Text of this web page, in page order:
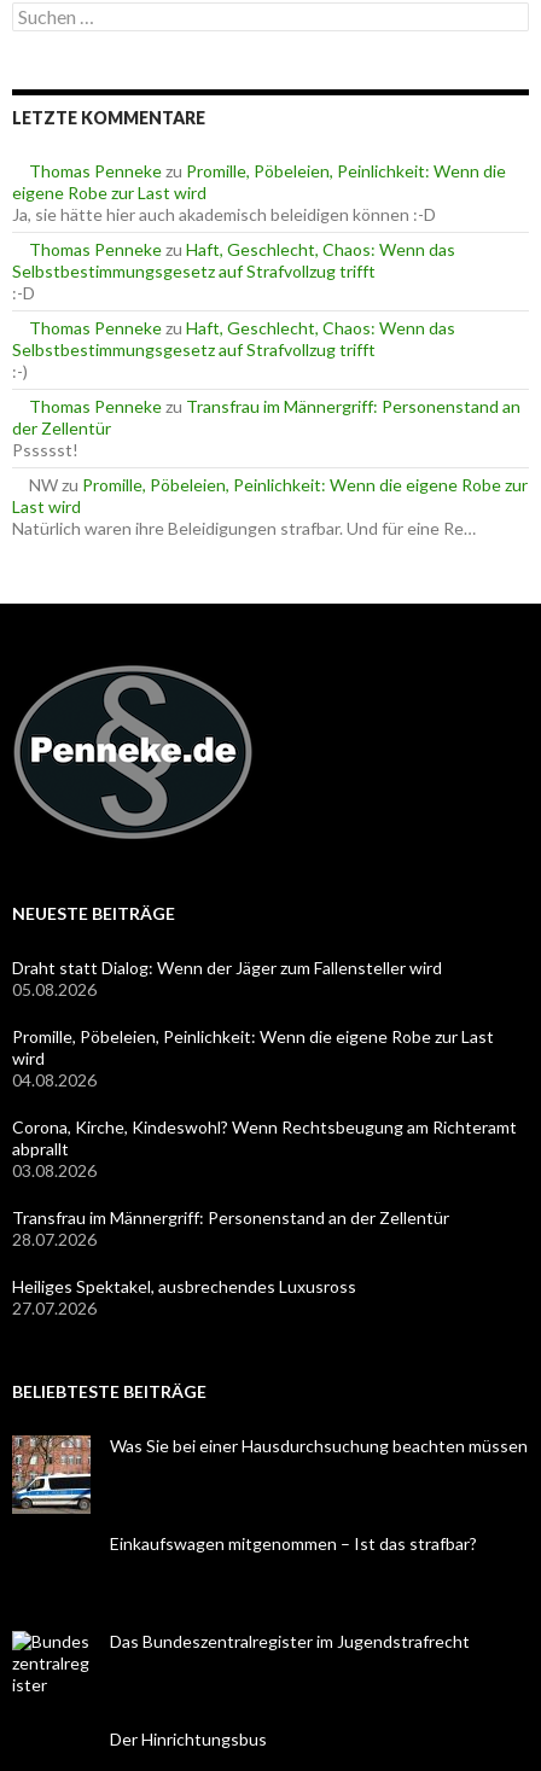
g
o
n
S
u
e
n
c
h
:
LETZTE KOMMENTARE
Thomas Pennekezu Promille, Pöbeleien, Peinlichkeit: Wenn die
eigene Robe zur Last wird
Ja, sie hätte hier auch akademisch beleidigen können :-D
Thomas Pennekezu Haft, Geschlecht, Chaos: Wenn das
Selbstbestimmungsgesetz auf Strafvollzug trifft
:-D
Thomas Pennekezu Haft, Geschlecht, Chaos: Wenn das
Selbstbestimmungsgesetz auf Strafvollzug trifft
:-)
Thomas Pennekezu Transfrau im Männergriff: Personenstand an
der Zellentür
Pssssst!
NWzu Promille, Pöbeleien, Peinlichkeit: Wenn die eigene Robe zur
Last wird
Natürlich waren ihre Beleidigungen strafbar. Und für eine Re…
NEUESTE BEITRÄGE
Draht statt Dialog: Wenn der Jäger zum Fallensteller wird
05.08.2026
Promille, Pöbeleien, Peinlichkeit: Wenn die eigene Robe zur Last
wird
04.08.2026
Corona, Kirche, Kindeswohl? Wenn Rechtsbeugung am Richteramt
abprallt
03.08.2026
Transfrau im Männergriff: Personenstand an der Zellentür
28.07.2026
Heiliges Spektakel, ausbrechendes Luxusross
27.07.2026
BELIEBTESTE BEITRÄGE
Was Sie bei einer Hausdurchsuchung beachten müssen
Einkaufswagen mitgenommen – Ist das strafbar?
Das Bundeszentralregister im Jugendstrafrecht
Der Hinrichtungsbus